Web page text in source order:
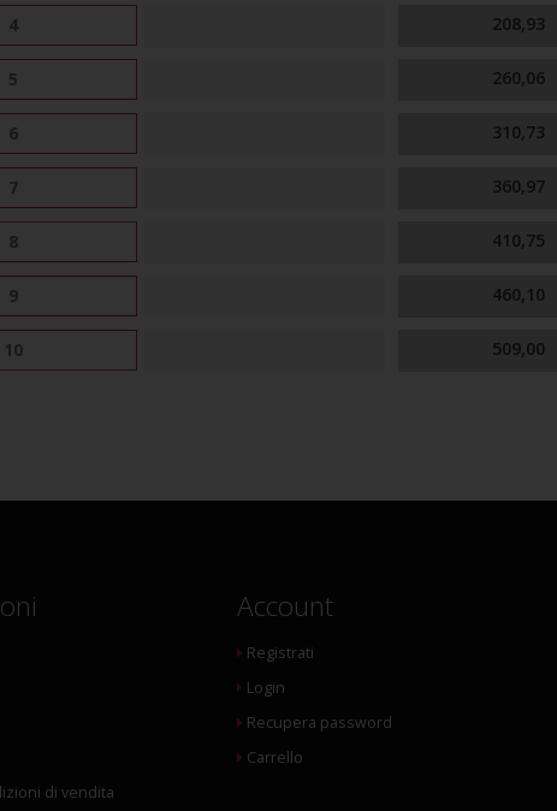
4 208,93
5 260,06
6 310,73
7 360,97
8 410,75
9 460,10
10 509,00
di vendita
Account
Registrati
Login
Recupera password
Carrello